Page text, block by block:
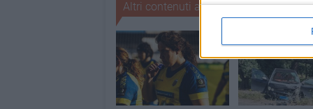
Altri contenuti a tema